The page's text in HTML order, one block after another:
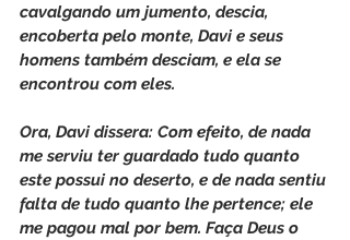
cavalgando um jumento, descia,
encoberta pelo monte, Davi e seus
homens também desciam, e ela se
encontrou com eles.
Ora, Davi dissera: Com efeito, de nada
me serviu ter guardado tudo quanto
este possui no deserto, e de nada sentiu
falta de tudo quanto lhe pertence; ele
me pagou mal por bem. Faça Deus o